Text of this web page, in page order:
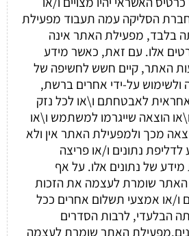
חברת הסליקה עמה תעבוד מפעילת
בלבד, מפעילת האתר אינה
אלו. עם זאת, כאשר מידע
האתר, קיים חשש לחשיפה של
על-ידי אחרים ברשת,
לאבטחתם ו\או לכל נזק
הוצאה שייגרמו למשתמש ו\או
מכך ולמפעילת האתר אין ולא
נתונים ו/או פריצה
של נתונים אלו. על אף
האתר שומרת לעצמה את הזכות
ו/או אמצעי תשלום אחרים ככל
הבלעדי, לרבות הסדרים
האתר שומרת לעצמה